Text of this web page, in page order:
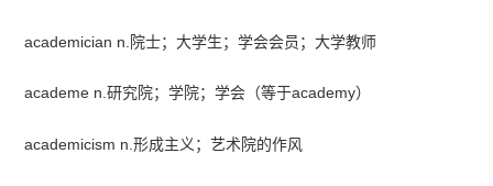
academician n.院士；大学生；学会会员；大学教师
academe n.研究院；学院；学会（等于academy）
academicism n.形成主义；艺术院的作风